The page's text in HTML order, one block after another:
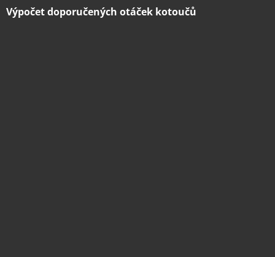
Výpočet doporučených otáček kotoučů